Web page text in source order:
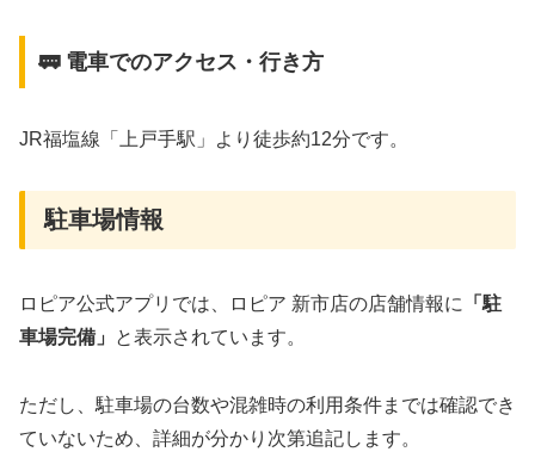
🚃 電車でのアクセス・行き方
JR福塩線「上戸手駅」より徒歩約12分です。
駐車場情報
ロピア公式アプリでは、ロピア 新市店の店舗情報に
「駐
車場完備」
と表示されています。
ただし、駐車場の台数や混雑時の利用条件までは確認でき
ていないため、詳細が分かり次第追記します。